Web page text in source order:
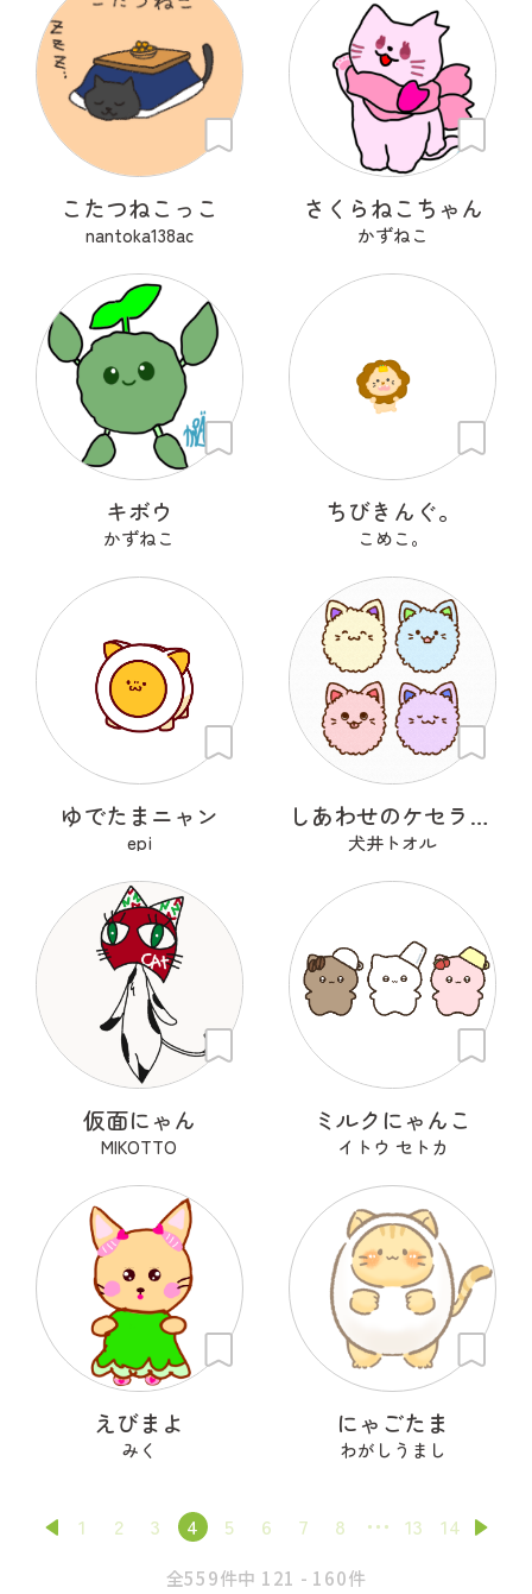
こたつねこっこ
nantoka138ac
さくらねこちゃん
かずねこ
キボウ
かずねこ
ちびきんぐ。
こめこ。
ゆでたまニャン
epi
しあわせのケセランパサニャン
犬井トオル
仮面にゃん
MIKOTTO
ミルクにゃんこ
イトウ セトカ
えびまよ
みく
にゃごたま
わがしうまし
1 2 3 4 5 6 7 8 13 14
全559件中 121 - 160件